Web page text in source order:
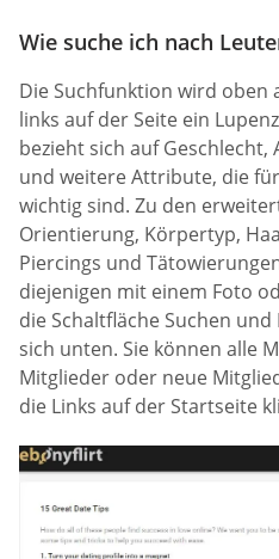
Wie suche ich nach
Die Suchfunktion wird oben
links auf der Seite ein
bezieht sich auf
und weitere Attribute, die
wichtig sind. Zu den
Orientierung, Körpertyp,
Piercings und
diejenigen mit einem Foto
die Schaltfläche Suchen
sich unten. Sie können alle
Mitglieder oder neue
die Links auf der Startseite